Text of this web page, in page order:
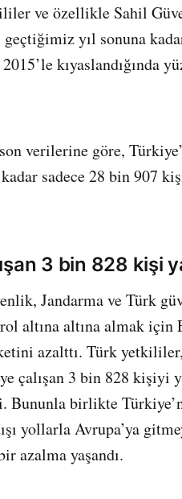
ve özellikle Sahil
yıl sonuna
kıyaslandığında
verilerine göre,
sadece 28 bin 907
3 bin 828 kişi
Jandarma ve Türk
altına altına almak için
azalttı. Türk
çalışan 3 bin 828 kişiyi
Bununla birlikte
yollarla Avrupa’ya
azalma yaşandı.